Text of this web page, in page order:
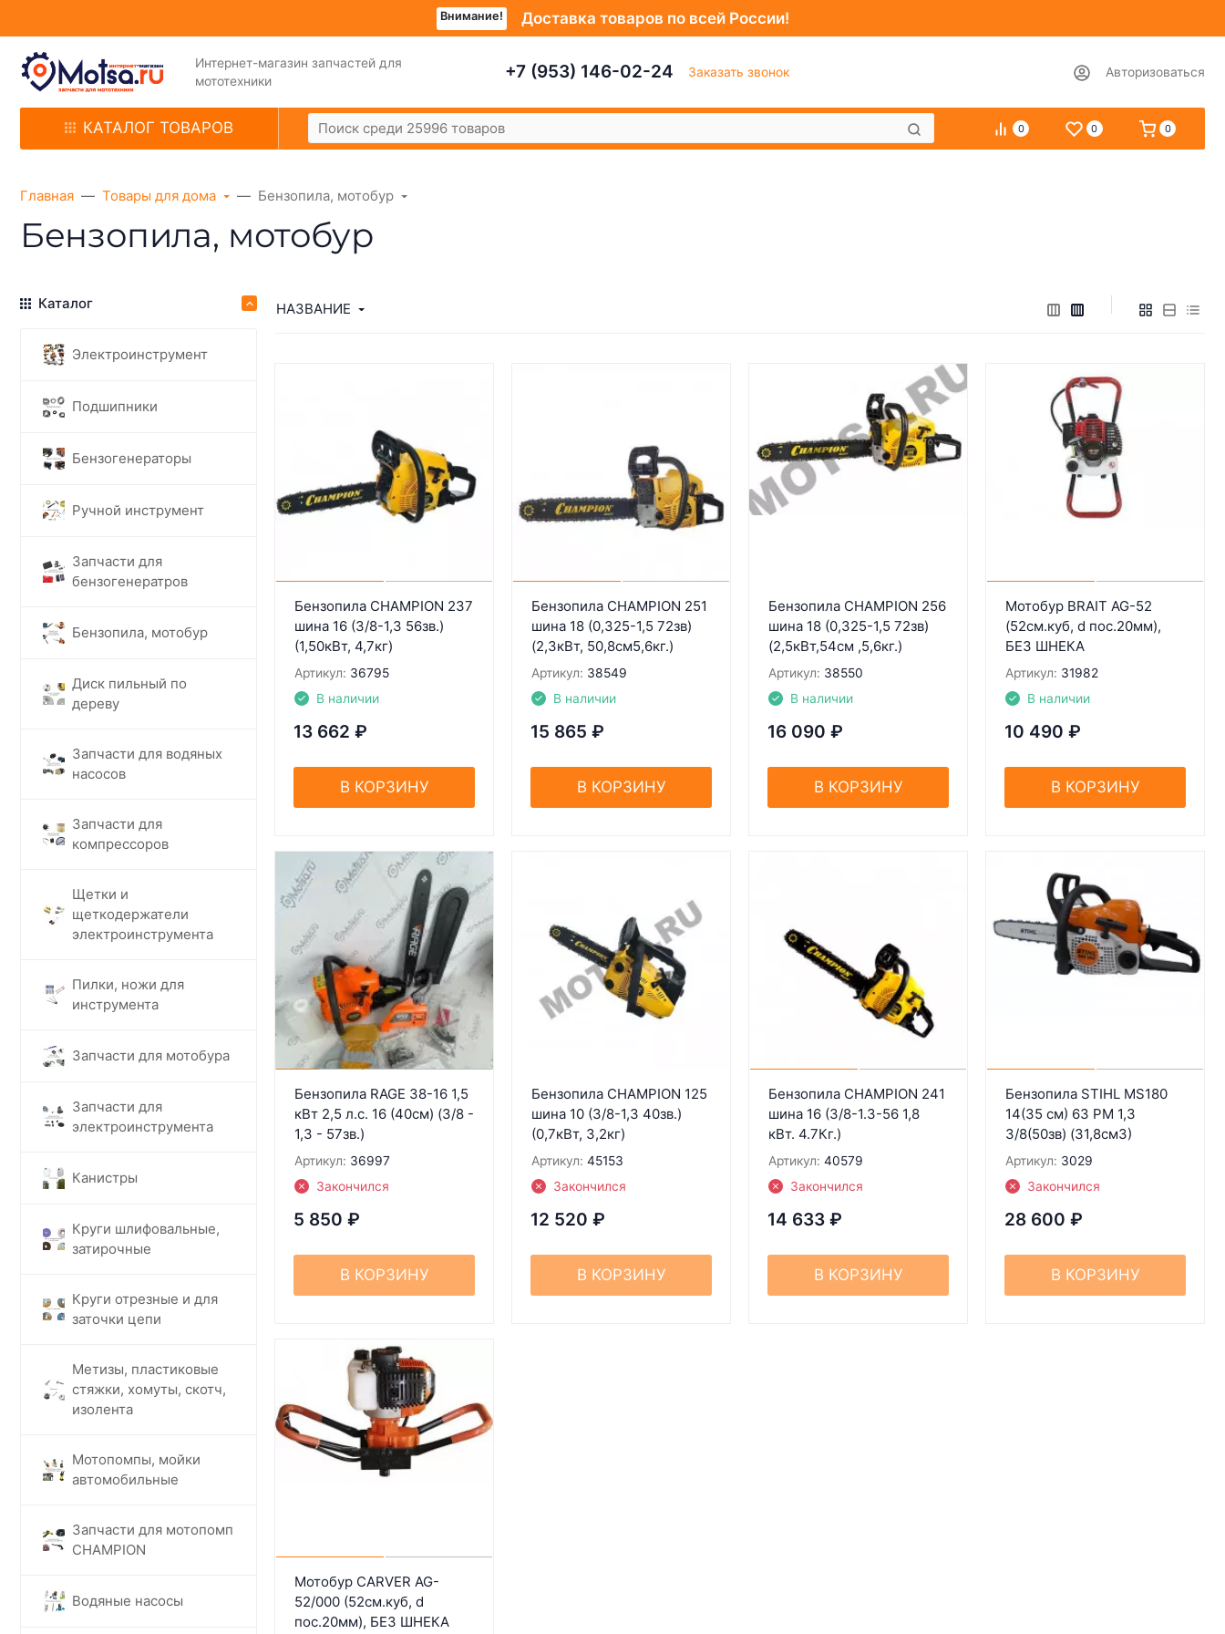
Внимание! Доставка товаров по всей России!
Интернет-магазин запчастей для
мототехники
+7 (953) 146-02-24 Заказать звонок Авторизоваться
КАТАЛОГ ТОВАРОВ 0 0 0
Главная Товары для дома Бензопила, мотобур
Бензопила, мотобур
Каталог
Электроинструмент
Подшипники
Бензогенераторы
Ручной инструмент
Запчасти для
бензогенератров
Бензопила, мотобур
Диск пильный по
дереву
Запчасти для водяных
насосов
Запчасти для
компрессоров
Щетки и
щеткодержатели
электроинструмента
Пилки, ножи для
инструмента
Запчасти для мотобура
Запчасти для
электроинструмента
Канистры
Круги шлифовальные,
затирочные
Круги отрезные и для
заточки цепи
Метизы, пластиковые
стяжки, хомуты, скотч,
изолента
Мотопомпы, мойки
автомобильные
Запчасти для мотопомп
CHAMPION
Водяные насосы
НАЗВАНИЕ
Бензопила CHAMPION 237
шина 16 (3/8-1,3 56зв.)
(1,50кВт, 4,7кг)
Артикул: 36795
В наличии
13 662 ₽
В КОРЗИНУ
Бензопила CHAMPION 251
шина 18 (0,325-1,5 72зв)
(2,3кВт, 50,8см5,6кг.)
Артикул: 38549
В наличии
15 865 ₽
В КОРЗИНУ
Бензопила CHAMPION 256
шина 18 (0,325-1,5 72зв)
(2,5кВт,54см ,5,6кг.)
Артикул: 38550
В наличии
16 090 ₽
В КОРЗИНУ
Мотобур BRAIT AG-52
(52см.куб, d пос.20мм),
БЕЗ ШНЕКА
Артикул: 31982
В наличии
10 490 ₽
В КОРЗИНУ
Бензопила RAGE 38-16 1,5
кВт 2,5 л.с. 16 (40см) (3/8 -
1,3 - 57зв.)
Артикул: 36997
Закончился
5 850 ₽
В КОРЗИНУ
Бензопила CHAMPION 125
шина 10 (3/8-1,3 40зв.)
(0,7кВт, 3,2кг)
Артикул: 45153
Закончился
12 520 ₽
В КОРЗИНУ
Бензопила CHAMPION 241
шина 16 (3/8-1.3-56 1,8
кВт. 4.7Кг.)
Артикул: 40579
Закончился
14 633 ₽
В КОРЗИНУ
Бензопила STIHL MS180
14(35 см) 63 РМ 1,3
3/8(50зв) (31,8см3)
Артикул: 3029
Закончился
28 600 ₽
В КОРЗИНУ
Мотобур CARVER AG-
52/000 (52см.куб, d
пос.20мм), БЕЗ ШНЕКА